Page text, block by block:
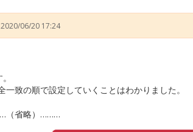
2020/06/20 17:24
致の順で設定していくことはわかりました。
（省略）………